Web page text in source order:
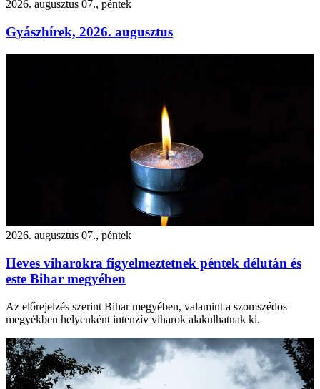
2026. augusztus 07., péntek
Gyászhírek, 2026. augusztus
2026. augusztus 07., péntek
Heves viharokra figyelmeztetnek péntek délután és
este Bihar megyében
Az előrejelzés szerint Bihar megyében, valamint a szomszédos
megyékben helyenként intenzív viharok alakulhatnak ki.